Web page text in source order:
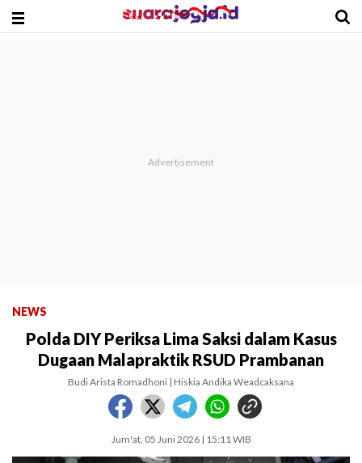
NEWS
Polda DIY Periksa Lima Saksi dalam Kasus
Dugaan Malapraktik RSUD Prambanan
Budi Arista Romadhoni | Hiskia Andika Weadcaksana
Jum'at, 05 Juni 2026 | 15:11 WIB